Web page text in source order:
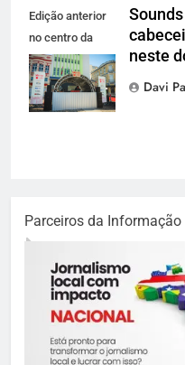
Edição anterior
no centro da
cidade (Foto:
Lara Decker)
neste
Davi
Parceiros da Informação